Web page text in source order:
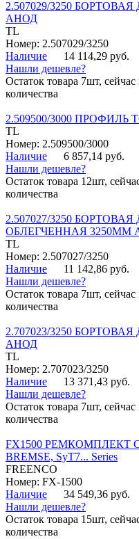
2.507029/3250
АНОД
TL
Номер: 2.507029/3250
Наличие
14 114,29 руб.
Нашли дешевле?
Остаток товара 7шт, сейчас
количества
2.509500/3000
TL
Номер: 2.509500/3000
Наличие
6 857,14 руб.
Нашли дешевле?
Остаток товара 12шт,
количества
2.507027/3250
ОБЛЕГЧЕННАЯ 3250ММ
TL
Номер: 2.507027/3250
Наличие
11 142,86 руб.
Нашли дешевле?
Остаток товара 7шт, сейчас
количества
2.707023/3250
АНОД
TL
Номер: 2.707023/3250
Наличие
13 371,43 руб.
Нашли дешевле?
Остаток товара 7шт, сейчас
количества
FX1500 РЕМКОМПЛЕКТ
BREMSE, SyT7... Series
FREENCO
Номер: FX-1500
Наличие
34 549,36 руб.
Нашли дешевле?
Остаток товара 15шт,
количества